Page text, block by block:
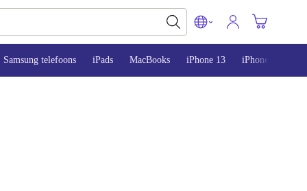
Samsung telefoons iPads MacBooks iPhone 13 iPhone 14